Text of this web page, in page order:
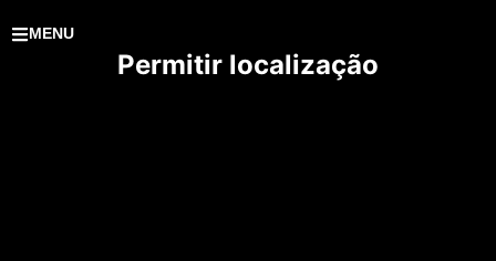
MENU
Permitir localização